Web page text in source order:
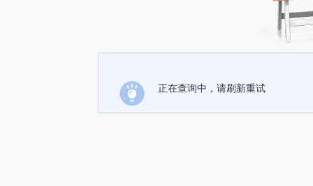
正在查询中，请刷新重试